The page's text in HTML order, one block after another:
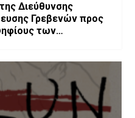
Διεύθυνσης
Γρεβενών προς
των